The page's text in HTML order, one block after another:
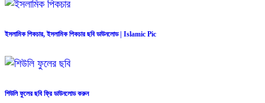
ইসলামিক পিকচার, ইসলামিক পিকচার ছবি ডাউনলোড | Islamic Pic
শিউলি ফুলের ছবি ফ্রি ডাউনলোড করুন